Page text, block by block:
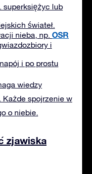
superksiężyc lub
świateł.
nieba, np. OSR
i
i po prostu
wiedzy
spojrzenie w
o niebie.
zjawiska